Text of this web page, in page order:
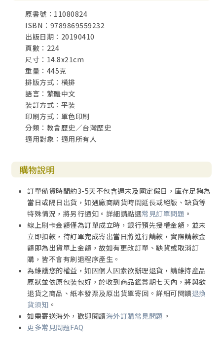
原書號：11080824
ISBN：9789869559232
出版日期：20190410
頁數：224
尺寸：14.8x21cm
重量：445克
排版方式：橫排
語言：繁體中文
裝訂方式：平裝
印刷方式：單色印刷
分類：教會歷史／台灣歷史
適用對象：適用所有人
購物說明
訂單備貨時間約3-5天不包含週末及國定假日，庫存足夠為
當日或隔日出貨，如遇廠商調貨時間延長或絕版、缺貨等
特殊情況，將另行通知。詳細請點選常見訂單問題 。
線上刷卡金額僅為訂單成立時，銀行預先授權金額，並未
立即扣款，待訂單完成寄出當日將進行請款，實際請款金
額即為出貨單上金額，故如有更改訂單、缺貨或取消訂
購，皆不會有刷退程序產生。
為維護您的權益，如因個人因素欲辦理退貨，請維持產品
原狀並依原包裝包好，於收到商品鑑賞期七天內，將與欲
退貨之商品、紙本發票及原出貨單寄回。詳細可閱讀退換
貨須知 。
如需寄送海外，歡迎閱讀海外訂購常見問題 。
更多常見問題FAQ